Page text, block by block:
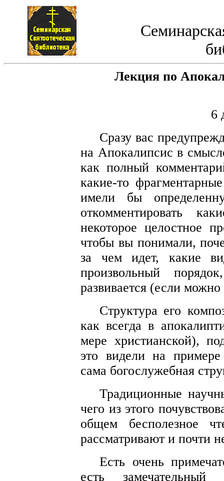
Лекция по
6
Сразу вас
на Апокалипсис в
как полный
какие-то
имели бы
откомментировать
некоторое целостное
чтобы вы понимали,
за чем идет, какие
произвольный
развивается (если
Структура его
как всегда в
мере христианской),
это видели на
сама богослужебная
Традиционные
чего из этого
общем бесполезное
рассматривают и почти
Есть очень
есть